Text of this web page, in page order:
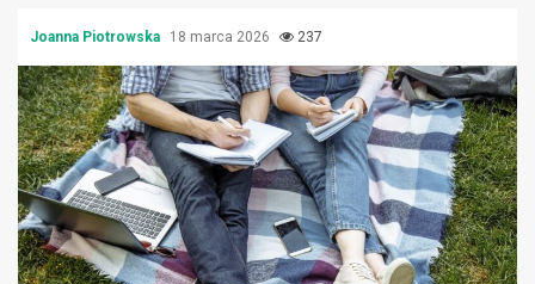
Joanna Piotrowska 18 marca 2026 237